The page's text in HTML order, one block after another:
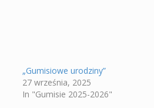
„Gumisiowe urodziny”
27 września, 2025
In "Gumisie 2025-2026"